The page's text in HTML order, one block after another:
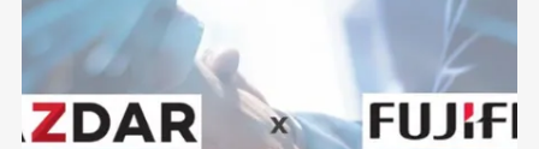
头，留下了一句话让整个